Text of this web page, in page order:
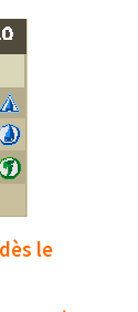
dès le